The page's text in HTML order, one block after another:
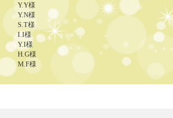
Y.Y様
Y.N様
S.T様
I.I様
Y.I様
H.G様
M.F様